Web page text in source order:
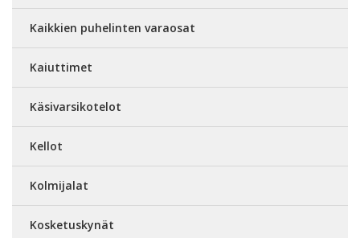
Kaikkien puhelinten varaosat
Kaiuttimet
Käsivarsikotelot
Kellot
Kolmijalat
Kosketuskynät